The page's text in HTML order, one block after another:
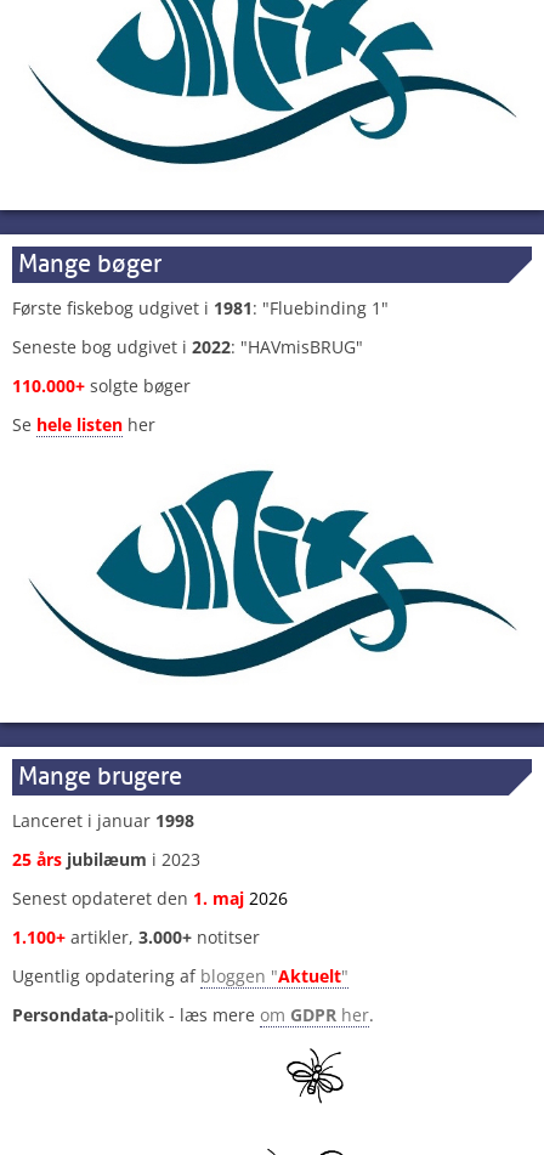
Mange bøger
Første fiskebog udgivet i 1981: "Fluebinding 1"
Seneste bog udgivet i 2022: "HAVmisBRUG"
110.000+ solgte bøger
Se hele listen her
Mange brugere
Lanceret i januar 1998
25 års jubilæum i 2023
Senest opdateret den 1. maj 2026
1.100+ artikler, 3.000+ notitser
Ugentlig opdatering af bloggen "Aktuelt"
Persondata-politik - læs mere om GDPR her.